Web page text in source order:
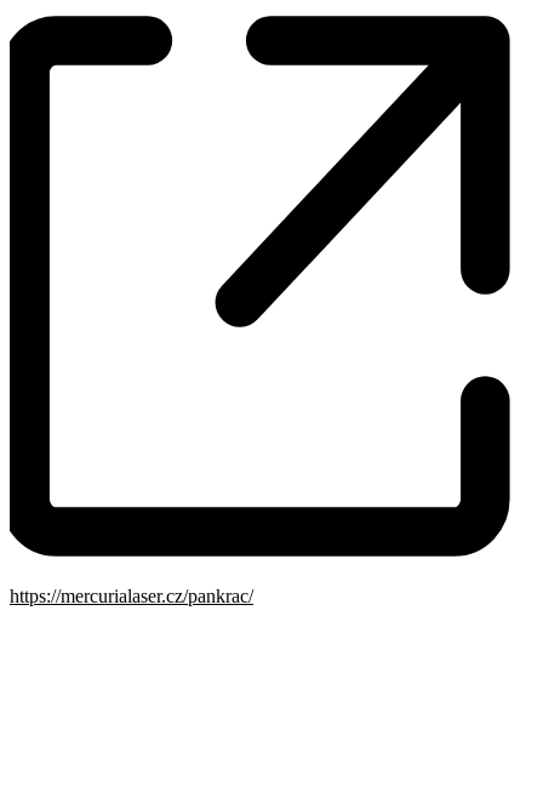
Website
https://mercurialaser.cz/pankrac/